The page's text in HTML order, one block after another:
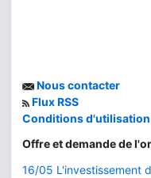
Nous contacter
Flux RSS
Conditions d'utilisation
Offre et demande de l'or
16/05 L'investissement